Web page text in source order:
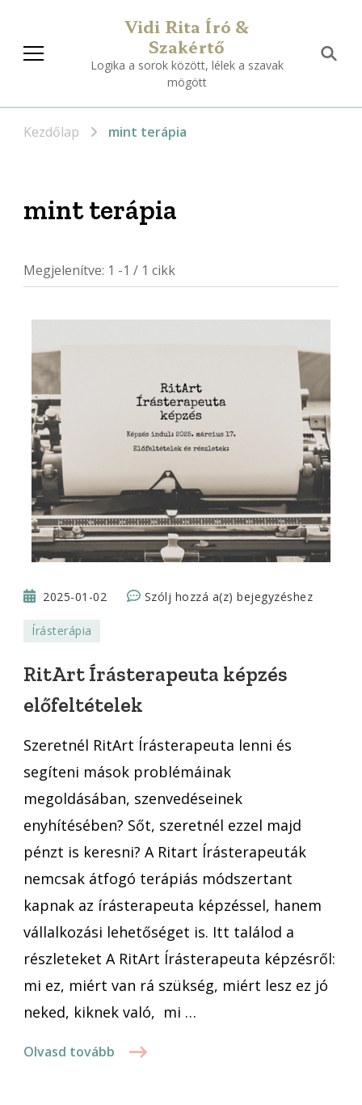
Vidi Rita Író &
Szakértő
Logika a sorok között, lélek a szavak
mögött
Kezdőlap mint terápia
mint terápia
Megjelenítve: 1 -1 / 1 cikk
2025-01-02 Szólj hozzá a(z)RitArt
bejegyzéshez
Írásterápia
RitArt Írásterapeuta képzés
előfeltételek
Szeretnél RitArt Írásterapeuta lenni és
segíteni mások problémáinak
megoldásában, szenvedéseinek
enyhítésében? Sőt, szeretnél ezzel majd
pénzt is keresni? A Ritart Írásterapeuták
nemcsak átfogó terápiás módszertant
kapnak az írásterapeuta képzéssel, hanem
vállalkozási lehetőséget is. Itt találod a
részleteket A RitArt Írásterapeuta képzésről:
mi ez, miért van rá szükség, miért lesz ez jó
neked, kiknek való, mi …
Olvasd tovább